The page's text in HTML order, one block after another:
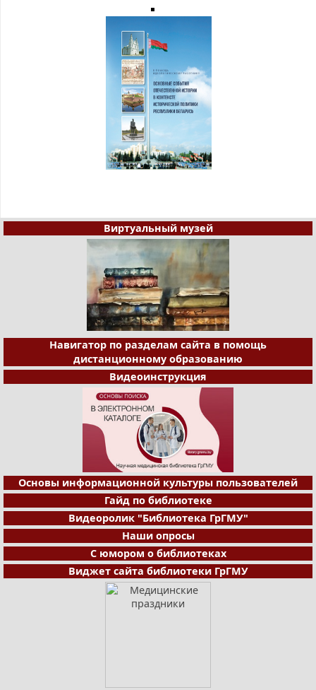
Виртуальный музей
Навигатор по разделам сайта в помощь
дистанционному образованию
Видеоинструкция
Основы информационной культуры пользователей
Гайд по библиотеке
Видеоролик "Библиотека ГрГМУ"
Наши опросы
С юмором о библиотеках
Виджет сайта библиотеки ГрГМУ